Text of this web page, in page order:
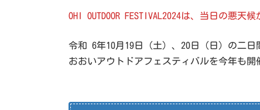
OHI OUTDOOR FESTIVAL2024は、当日の悪
令和 6年10月19日（土）、20日（日）の二
おおいアウトドアフェスティバルを今年も開